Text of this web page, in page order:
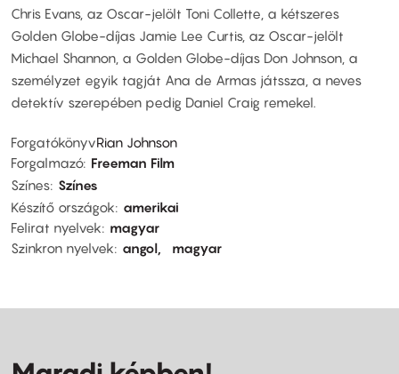
Chris Evans, az Oscar-jelölt Toni Collette, a kétszeres
Golden Globe-díjas Jamie Lee Curtis, az Oscar-jelölt
Michael Shannon, a Golden Globe-díjas Don Johnson, a
személyzet egyik tagját Ana de Armas játssza, a neves
detektív szerepében pedig Daniel Craig remekel.
ForgatókönyvRian Johnson
Forgalmazó Freeman Film
Színes Színes
Készítő országok
amerikai
Felirat nyelvek
magyar
Szinkron nyelvek
angol magyar